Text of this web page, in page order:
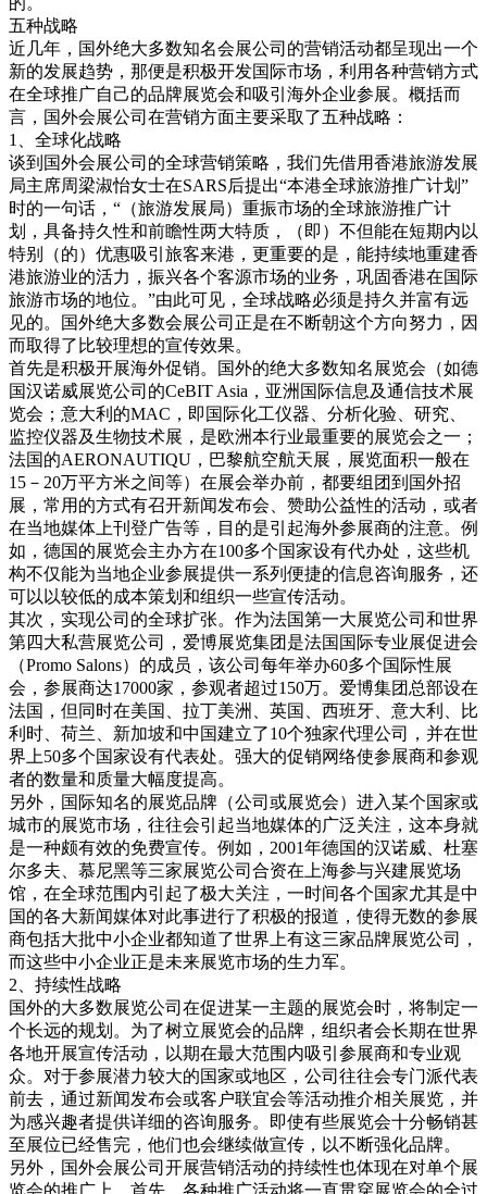
五种战略
近几年，国外绝大多数知名会展公司的营销活动都呈现出一个
新的发展趋势，那便是积极开发国际市场，利用各种营销方式
在全球推广自己的品牌展览会和吸引海外企业参展。概括而
言，国外会展公司在营销方面主要采取了五种战略：
1、全球化战略
谈到国外会展公司的全球营销策略，我们先借用香港旅游发展
局主席周梁淑怡女士在SARS后提出“本港全球旅游推广计划”
时的一句话，“（旅游发展局）重振市场的全球旅游推广计
划，具备持久性和前瞻性两大特质，（即）不但能在短期内以
特别（的）优惠吸引旅客来港，更重要的是，能持续地重建香
港旅游业的活力，振兴各个客源市场的业务，巩固香港在国际
旅游市场的地位。”由此可见，全球战略必须是持久并富有远
见的。国外绝大多数会展公司正是在不断朝这个方向努力，因
而取得了比较理想的宣传效果。
首先是积极开展海外促销。国外的绝大多数知名展览会（如德
国汉诺威展览公司的CeBIT Asia，亚洲国际信息及通信技术展
览会；意大利的MAC，即国际化工仪器、分析化验、研究、
监控仪器及生物技术展，是欧洲本行业最重要的展览会之一；
法国的AERONAUTIQU，巴黎航空航天展，展览面积一般在
15－20万平方米之间等）在展会举办前，都要组团到国外招
展，常用的方式有召开新闻发布会、赞助公益性的活动，或者
在当地媒体上刊登广告等，目的是引起海外参展商的注意。例
如，德国的展览会主办方在100多个国家设有代办处，这些机
构不仅能为当地企业参展提供一系列便捷的信息咨询服务，还
可以以较低的成本策划和组织一些宣传活动。
其次，实现公司的全球扩张。作为法国第一大展览公司和世界
第四大私营展览公司，爱博展览集团是法国国际专业展促进会
（Promo Salons）的成员，该公司每年举办60多个国际性展
会，参展商达17000家，参观者超过150万。爱博集团总部设在
法国，但同时在美国、拉丁美洲、英国、西班牙、意大利、比
利时、荷兰、新加坡和中国建立了10个独家代理公司，并在世
界上50多个国家设有代表处。强大的促销网络使参展商和参观
者的数量和质量大幅度提高。
另外，国际知名的展览品牌（公司或展览会）进入某个国家或
城市的展览市场，往往会引起当地媒体的广泛关注，这本身就
是一种颇有效的免费宣传。例如，2001年德国的汉诺威、杜塞
尔多夫、慕尼黑等三家展览公司合资在上海参与兴建展览场
馆，在全球范围内引起了极大关注，一时间各个国家尤其是中
国的各大新闻媒体对此事进行了积极的报道，使得无数的参展
商包括大批中小企业都知道了世界上有这三家品牌展览公司，
而这些中小企业正是未来展览市场的生力军。
2、持续性战略
国外的大多数展览公司在促进某一主题的展览会时，将制定一
个长远的规划。为了树立展览会的品牌，组织者会长期在世界
各地开展宣传活动，以期在最大范围内吸引参展商和专业观
众。对于参展潜力较大的国家或地区，公司往往会专门派代表
前去，通过新闻发布会或客户联宜会等活动推介相关展览，并
为感兴趣者提供详细的咨询服务。即使有些展览会十分畅销甚
至展位已经售完，他们也会继续做宣传，以不断强化品牌。
另外，国外会展公司开展营销活动的持续性也体现在对单个展
览会的推广上。首先，各种推广活动将一直贯穿展览会的全过